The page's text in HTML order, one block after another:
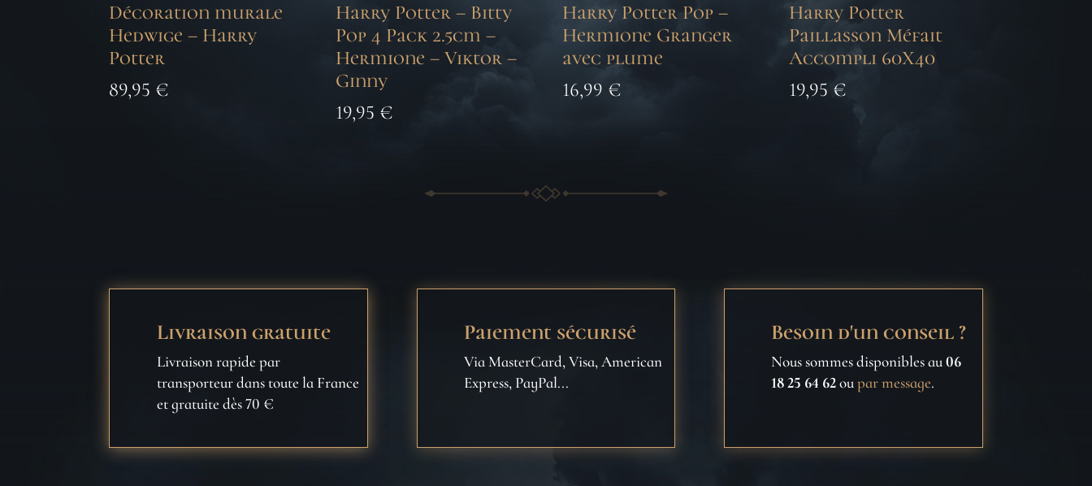
Décoration murale
Hedwige – Harry
Potter
89,95 €
Harry Potter – Bitty
Pop 4 Pack 2.5cm –
Hermione – Viktor –
Ginny
19,95 €
Harry Potter Pop –
Hermione Granger
avec plume
16,99 €
Harry Potter
Paillasson Méfait
Accompli 60X40
19,95 €
Livraison gratuite
Livraison rapide par
transporteur dans toute la France
et gratuite dès 70 €
Paiement sécurisé
Via MasterCard, Visa, American
Express, PayPal...
Besoin d'un conseil ?
Nous sommes disponibles au06
18 25 64 62oupar message.